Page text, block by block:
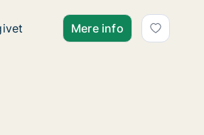
m2 andelsbolig til salg i 4230
Mere info